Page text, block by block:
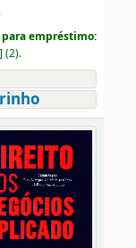
empréstimo:
(2).